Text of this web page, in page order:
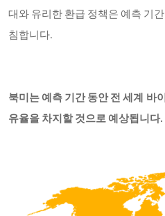
대와 유리한 환급 정책은 예측 기
침합니다.
북미는 예측 기간 동안 전 세계 바
유율을 차지할 것으로 예상됩니다.